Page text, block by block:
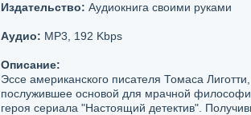
Издательство: Аудиокнига своими руками
Аудио: MP3, 192 Kbps
Описание:
Эссе американского писателя Томаса
послужившее основой для мрачной
героя сериала "Настоящий детектив".